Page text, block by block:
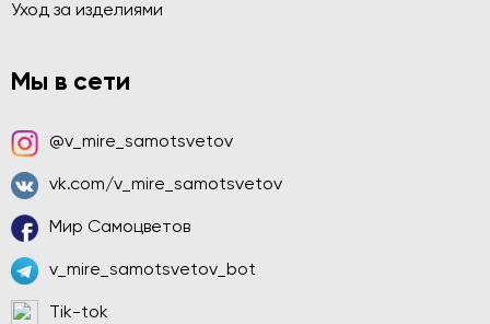
Уход за изделиями
Мы в сети
@v_mire_samotsvetov
vk.com/v_mire_samotsvetov
Мир Самоцветов
v_mire_samotsvetov_bot
Tik-tok